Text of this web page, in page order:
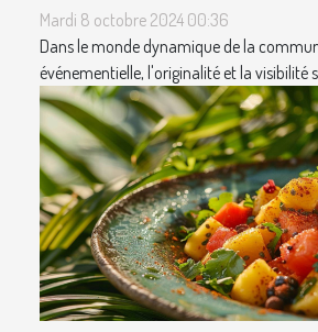
Mardi 8 octobre 2024 00:36
Dans le monde dynamique de la
événementielle, l'originalité et la visibilité